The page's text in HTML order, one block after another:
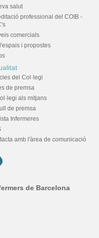
salut
professional del COIB -
comercials
i propostes
del Col·legi
de premsa
als mitjans
de premsa
Infermeres
amb l'àrea de comunicació
de Barcelona